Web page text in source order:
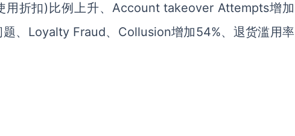
用折扣)比例上升、Account takeover Attempts增加
、Loyalty Fraud、Collusion增加54%、退货滥用率